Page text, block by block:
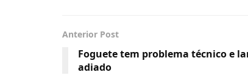
Anterior Post
Foguete tem problema técnico e
adiado